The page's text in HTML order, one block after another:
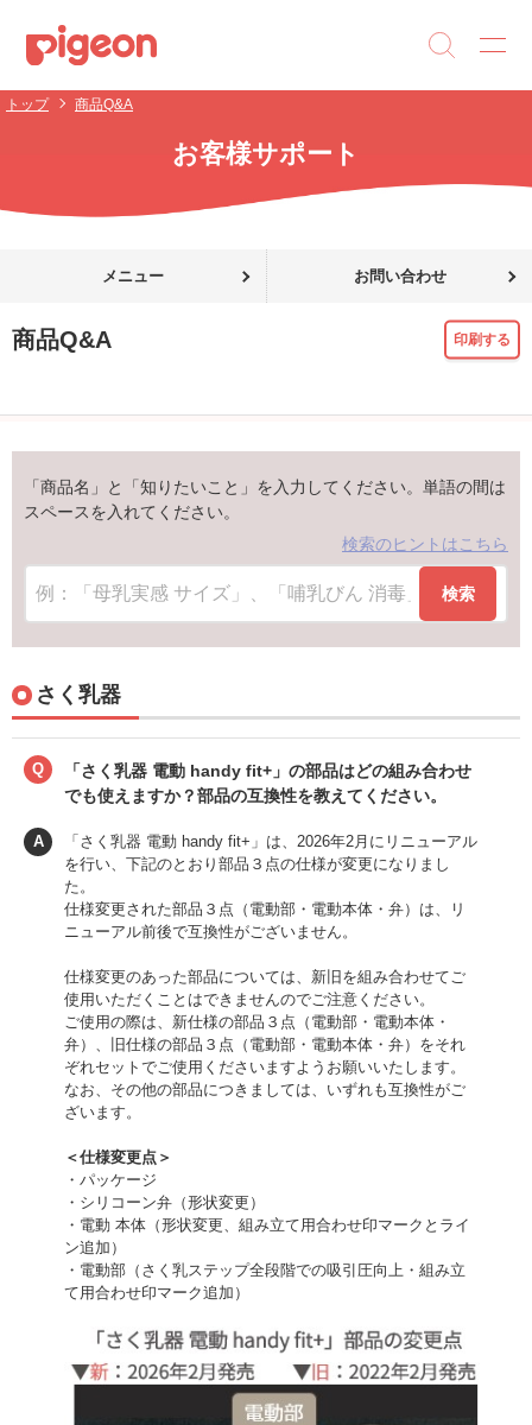
トップ 商品Q&A
お客様サポート
メニュー お問い合わせ
商品Q&A 印刷する
「商品名」と「知りたいこと」を入力してください。単語の間は
スペースを入れてください。
検索のヒントはこちら
検索
さく乳器
Q
「さく乳器 電動 handy fit+」の部品はどの組み合わせ
でも使えますか？部品の互換性を教えてください。
A
「さく乳器 電動 handy fit+」は、2026年2月にリニューアル
を行い、下記のとおり部品３点の仕様が変更になりまし
た。
仕様変更された部品３点（電動部・電動本体・弁）は、リ
ニューアル前後で互換性がございません。
仕様変更のあった部品については、新旧を組み合わせてご
使用いただくことはできませんのでご注意ください。
ご使用の際は、新仕様の部品３点（電動部・電動本体・
弁）、旧仕様の部品３点（電動部・電動本体・弁）をそれ
ぞれセットでご使用くださいますようお願いいたします。
なお、その他の部品につきましては、いずれも互換性がご
ざいます。
＜仕様変更点＞
・パッケージ
・シリコーン弁（形状変更）
・電動 本体（形状変更、組み立て用合わせ印マークとライ
ン追加）
・電動部（さく乳ステップ全段階での吸引圧向上・組み立
て用合わせ印マーク追加）